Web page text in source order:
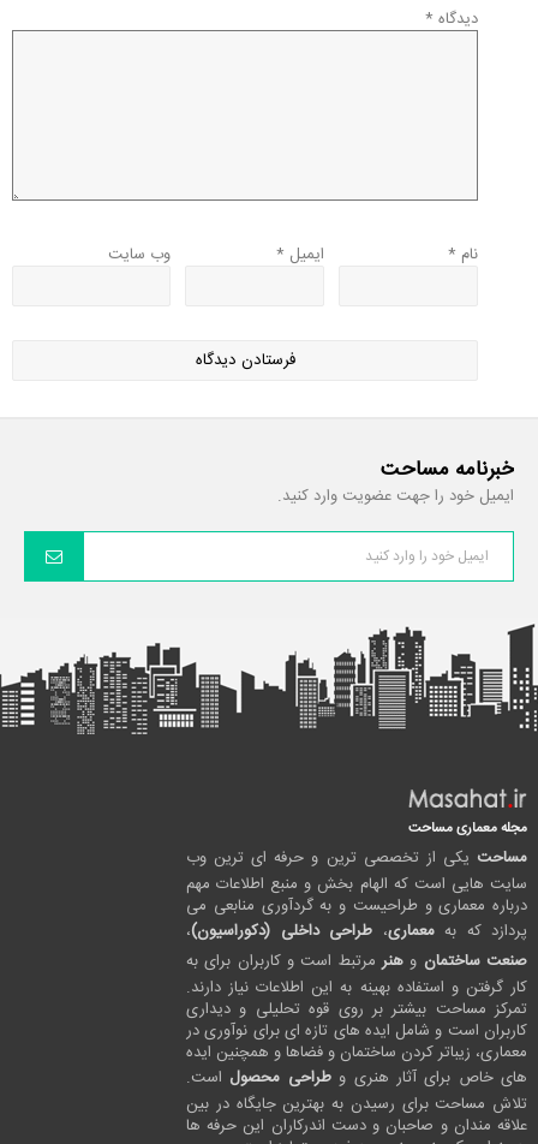
دیدگاه *
نام * ایمیل * وب‌ سایت
خبرنامه مساحت
ایمیل خود را جهت عضویت وارد کنید.
مجله معماری مساحت
مساحت یکی از تخصصی ترین و حرفه ای ترین وب
سایت هایی است که الهام بخش و منبع اطلاعات مهم
درباره معماری و طراحیست و به گردآوری منابعی می
پردازد که بهمعماری، طراحی داخلی (دکوراسیون)،
صنعت ساختمان و هنرمرتبط است و کاربران برای به
کار گرفتن و استفاده بهینه به این اطلاعات نیاز دارند.
تمرکز مساحت بیشتر بر روی قوه تحلیلی و دیداری
کاربران است و شامل ایده های تازه ای برای نوآوری در
معماری، زیباتر کردن ساختمان و فضاها و همچنین ایده
های خاص برای آثار هنری وطراحی محصول است.
تلاش مساحت برای رسیدن به بهترین جایگاه در بین
علاقه مندان و صاحبان و دست اندرکاران این حرفه ها